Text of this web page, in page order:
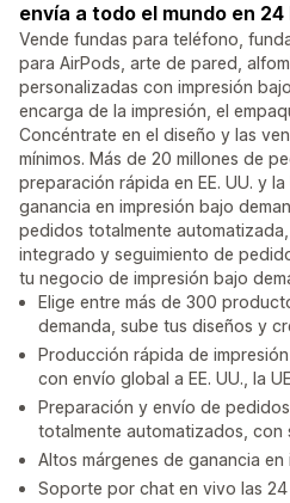
envía a todo el mundo en 24
Vende fundas para teléfono,
para AirPods, arte de pared,
personalizadas con impresión
encarga de la impresión, el
Concéntrate en el diseño y las
mínimos. Más de 20 millones de
preparación rápida en EE. UU. y
ganancia en impresión bajo
pedidos totalmente
integrado y seguimiento de
tu negocio de impresión bajo
Elige entre más de 300
demanda, sube tus diseños y
Producción rápida de
con envío global a EE. UU., la
Preparación y envío de
totalmente automatizados, con
Altos márgenes de ganancia
Soporte por chat en vivo las